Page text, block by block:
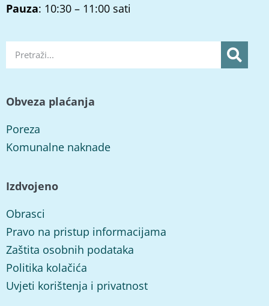
Pauza: 10:30 – 11:00 sati
Obveza plaćanja
Poreza
Komunalne naknade
Izdvojeno
Obrasci
Pravo na pristup informacijama
Zaštita osobnih podataka
Politika kolačića
Uvjeti korištenja i privatnost